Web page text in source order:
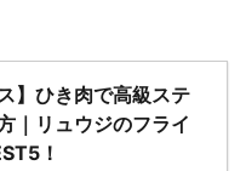
】ひき肉で高級ステ
｜リュウジのフライ
！